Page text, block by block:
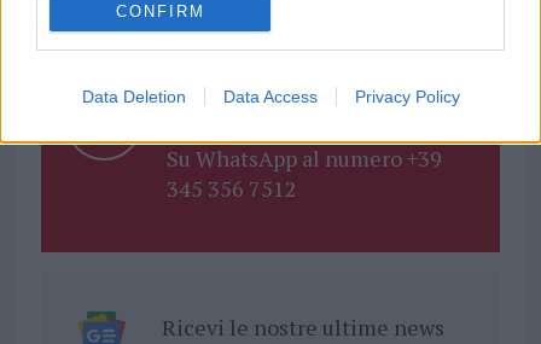
CONFIRM
Data Deletion Data Access Privacy Policy
Inviaci le tue segnalazioni,
Su WhatsApp al numero +39
345 356 7512
Ricevi le nostre ultime news